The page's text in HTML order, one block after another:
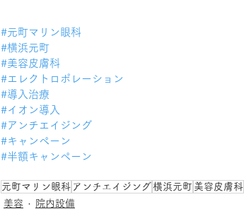
#元町マリン眼科
#横浜元町
#美容皮膚科
#エレクトロポレーション
#導入治療
#イオン導入
#アンチエイジング
#キャンペーン
#半額キャンペーン
元町マリン眼科 アンチエイジング横浜元町 美容皮膚科
美容
院内設備